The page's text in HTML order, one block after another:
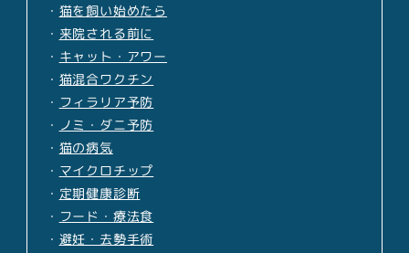
・ 猫を飼い始めたら
・ 来院される前に
・ キャット・アワー
・ 猫混合ワクチン
・ フィラリア予防
・ ノミ・ダニ予防
・ 猫の病気
・ マイクロチップ
・ 定期健康診断
・ フード・療法食
・ 避妊・去勢手術